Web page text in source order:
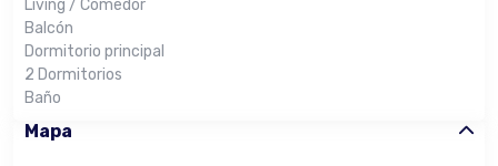
Living / Comedor
Balcón
Dormitorio principal
2 Dormitorios
Baño
Mapa